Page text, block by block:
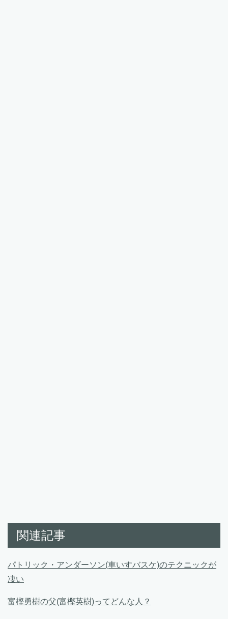
関連記事
パトリック・アンダーソン(車いすバスケ)のテクニックが
凄い
富樫勇樹の父(富樫英樹)ってどんな人？